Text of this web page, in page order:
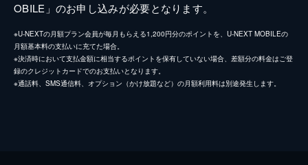
OBILE」のお申し込みが必要となります。
※U-NEXTの月額プラン会員が毎月もらえる1,200円分のポイントを、U-NEXT MOBILEの
月額基本料の支払いに充てた場合。
※決済時において支払金額に相当するポイントを保有していない場合、差額分の料金はご登
録のクレジットカードでのお支払いとなります。
※通話料、SMS通信料、オプション（かけ放題など）の月額利用料は別途発生します。